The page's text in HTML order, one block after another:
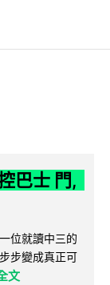
巴士 門,
位就讀中三的
步變成真正可
文